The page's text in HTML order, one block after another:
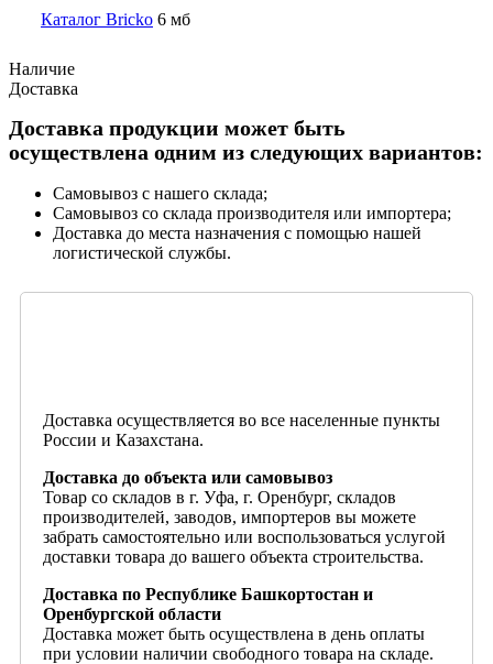
Каталог Bricko 6 мб
Наличие
Доставка
Доставка продукции может быть
осуществлена одним из следующих вариантов:
Самовывоз с нашего склада;
Самовывоз со склада производителя или импортера;
Доставка до места назначения с помощью нашей
логистической службы.
Доставка осуществляется во все населенные пункты
России и Казахстана.
Доставка до объекта или самовывоз
Товар со складов в г. Уфа, г. Оренбург, складов
производителей, заводов, импортеров вы можете
забрать самостоятельно или воспользоваться услугой
доставки товара до вашего объекта строительства.
Доставка по Республике Башкортостан и
Оренбургской области
Доставка может быть осуществлена в день оплаты
при условии наличии свободного товара на складе.